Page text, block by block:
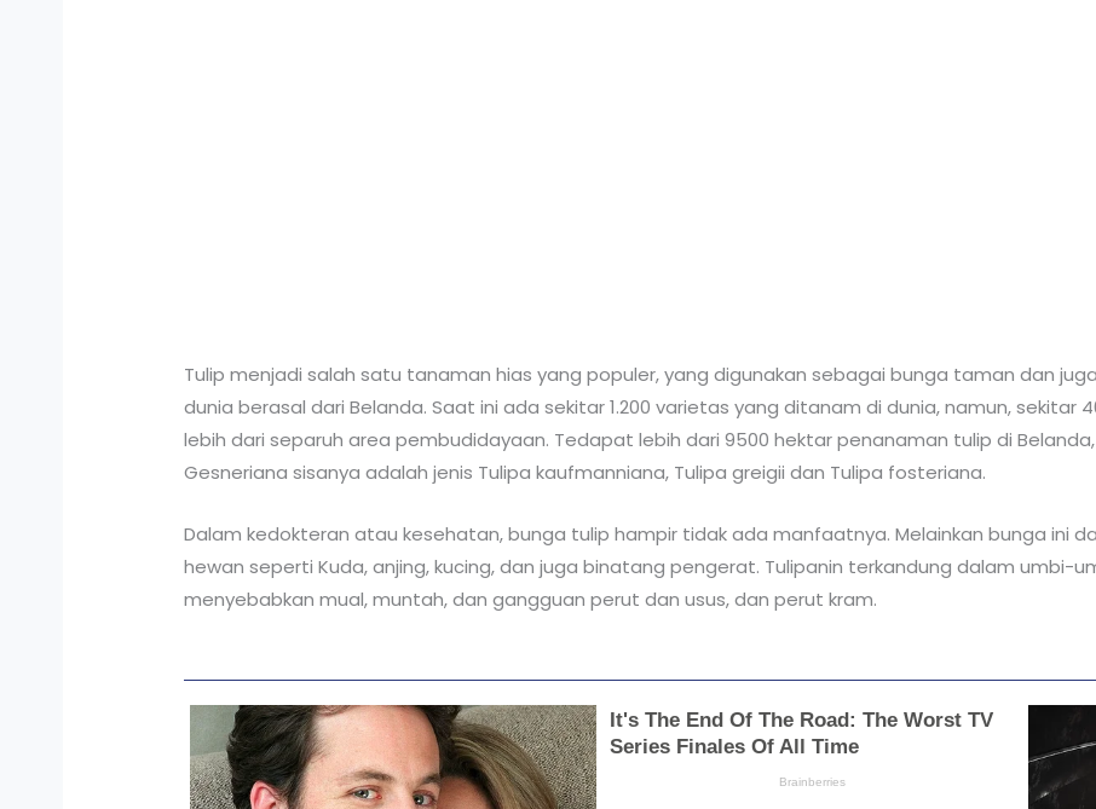
Tulip menjadi salah satu tanaman hias yang populer, yang digunakan sebagai bunga taman dan
dunia berasal dari Belanda. Saat ini ada sekitar 1.200 varietas yang ditanam di dunia, namun, sekitar
lebih dari separuh area pembudidayaan. Tedapat lebih dari 9500 hektar penanaman tulip di
Gesneriana sisanya adalah jenis Tulipa kaufmanniana, Tulipa greigii dan Tulipa fosteriana.
Dalam kedokteran atau kesehatan, bunga tulip hampir tidak ada manfaatnya. Melainkan bunga ini
hewan seperti Kuda, anjing, kucing, dan juga binatang pengerat. Tulipanin terkandung dalam umbi-
menyebabkan mual, muntah, dan gangguan perut dan usus, dan perut kram.